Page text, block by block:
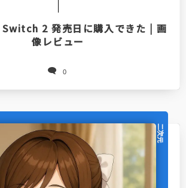
2 発売日に購入できた | 画
像レビュー
0
二次元